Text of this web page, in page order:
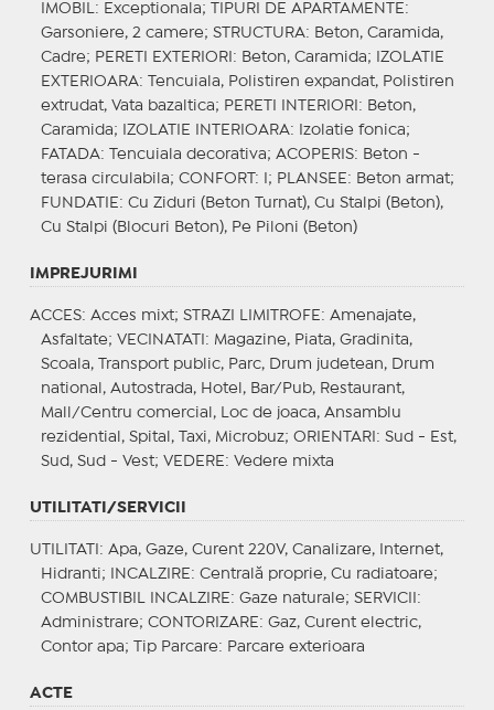
IMOBIL : Exceptionala; TIPURI DE APARTAMENTE :
Garsoniere, 2 camere; STRUCTURA: Beton, Caramida,
Cadre; PERETI EXTERIORI : Beton, Caramida;
IZOLATIE
EXTERIOARA: Tencuiala, Polistiren expandat, Polistiren
extrudat, Vata bazaltica; PERETI INTERIORI : Beton,
Caramida;
IZOLATIE INTERIOARA: Izolatie fonica;
FATADA: Tencuiala decorativa; ACOPERIS: Beton -
terasa circulabila; CONFORT : I; PLANSEE : Beton armat;
FUNDATIE : Cu Ziduri (Beton Turnat), Cu Stalpi (Beton),
Cu Stalpi (Blocuri Beton), Pe Piloni (Beton)
IMPREJURIMI
ACCES: Acces mixt; STRAZI LIMITROFE : Amenajate,
Asfaltate; VECINATATI : Magazine, Piata, Gradinita,
Scoala, Transport public, Parc, Drum judetean, Drum
national, Autostrada, Hotel, Bar/Pub, Restaurant,
Mall/Centru comercial, Loc de joaca, Ansamblu
rezidential, Spital, Taxi, Microbuz; ORIENTARI : Sud - Est,
Sud, Sud - Vest; VEDERE : Vedere mixta
UTILITATI/SERVICII
UTILITATI : Apa, Gaze, Curent 220V, Canalizare, Internet,
Hidranti;
INCALZIRE : Centrală proprie, Cu radiatoare;
COMBUSTIBIL INCALZIRE : Gaze naturale; SERVICII :
Administrare; CONTORIZARE : Gaz, Curent electric,
Contor apa;
Tip Parcare: Parcare exterioara
ACTE